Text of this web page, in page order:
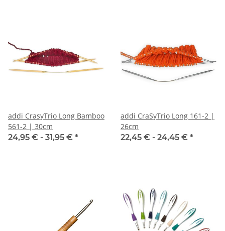
addi CrasyTrio Long Bamboo
561-2 | 30cm
24,95 € - 31,95 € *
addi CraSyTrio Long 161-2 |
26cm
22,45 € - 24,45 € *